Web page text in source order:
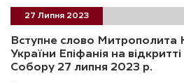
27 Липня 2023
Вступне слово Митрополита
України Епіфанія на
Собору 27 липня 2023 р.